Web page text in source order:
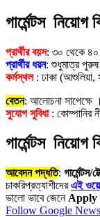
গার্মেন্টস
প্রার্থীর বয়স: ৩০ থেকে ৪০
প্রার্থীর ধরন: শুধুমাত্র পুরুষ
কর্মস্থল : ঢাকা (আশুলিয়া,
বেতন: আলোচনা সাপেক্ষে ।
সুযোগ সুবিধা: কোম্পানির
গার্মেন্টস নিয়োগ
আবেদন পদ্ধতি: গার্মেন্টস/
চাকরিপ্রত্যাশীদেরএই
ভালো ভাবে জেনে Apply
Follow Google